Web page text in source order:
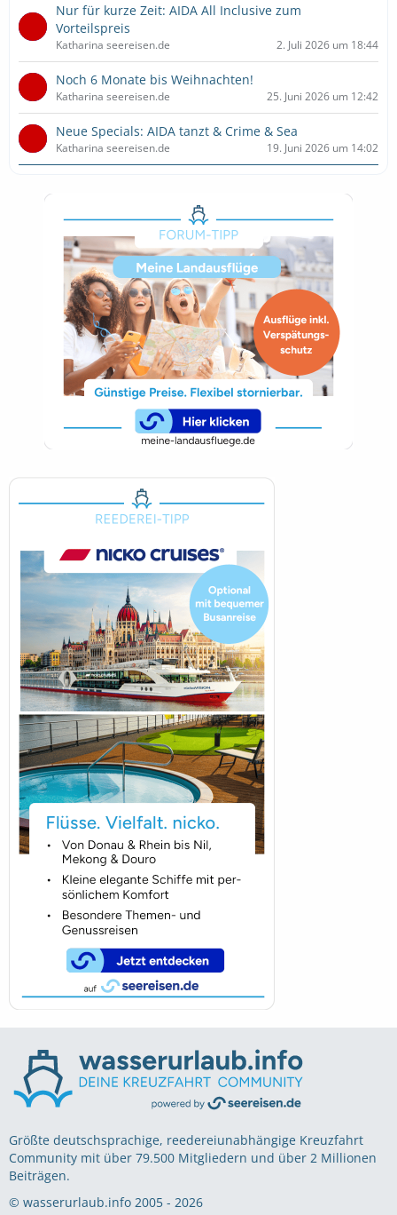
Nur für kurze Zeit: AIDA All Inclusive zum
Vorteilspreis
Katharina seereisen.de 2. Juli 2026 um 18:44
Noch 6 Monate bis Weihnachten!
Katharina seereisen.de 25. Juni 2026 um 12:42
Neue Specials: AIDA tanzt & Crime & Sea
Katharina seereisen.de 19. Juni 2026 um 14:02
Größte deutschsprachige, reedereiunabhängige Kreuzfahrt
Community mit über 79.500 Mitgliedern und über 2 Millionen
Beiträgen.
© wasserurlaub.info 2005 - 2026